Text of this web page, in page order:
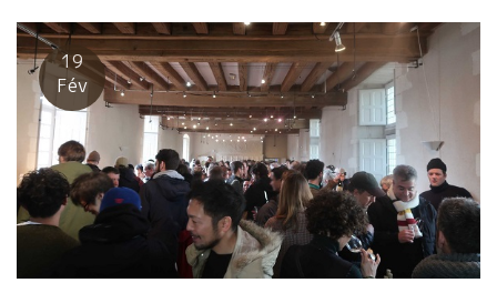
確信していた。 ２００３ 年に、お父さんから引き継ぐと同時にト
ーマはドメーヌ、PATTES LOUP パット・ルを設立した。 最初は、
ほんの一部の畑だけを引き継いで、完璧なまでのビオ栽培を開始
した。 完璧主義者のトーマは少しづつお父さんの畑を引き継い
で、畑をコツコツと着実に整備していった。 ２０年間の時を経
て、今では１６ヘクタールの畑になっている。 勿論、すべて人的
作業による完璧なビオ栽培を実施している。 トーマは知ってい
る。シャブリの現実は、グランクリュの畑でも機械を使った栽
培、収穫がなされていることを嘆いている。 トーマは、すべて人
的な畑作業員を実現したかった。 １６ヘクタールとうい面積に
は、贅沢ともいえる１２人の畑作業員を確保して、丹念にビオ栽
しく力持ち💪。いつもポマールのカーブでは、窮屈そうな、寡黙
な雰囲気のロマンが、今日は小さく、明るく見える。 なんと、昨
年の8月、収穫前にラドワ・セリニーに400m2のカーブを立て
た。 以前のカーブの20倍くらい、縦と横にデカくなった。 収穫も
醸造も瓶詰めも出荷も、全てがやりやすくなった。終始ニコニコ
のロマン。これで、更に、自分の造りたいワインを目指す環境が
できたわけだ。 白も赤も、繊細でミネラルなワイン造りを目指す
ロマン。酷暑のミレジム2018年は、熟度の高いぶどうが収穫でき
たが、白も赤も、あまりタンニンを抽出しないように注意を払っ
たという。 収穫も酸が落ちないタイミングで早めに収穫。 リュリ
ー、オート・コート・ド・ボーヌの白は甘い青リンゴのようでア
19
Fév